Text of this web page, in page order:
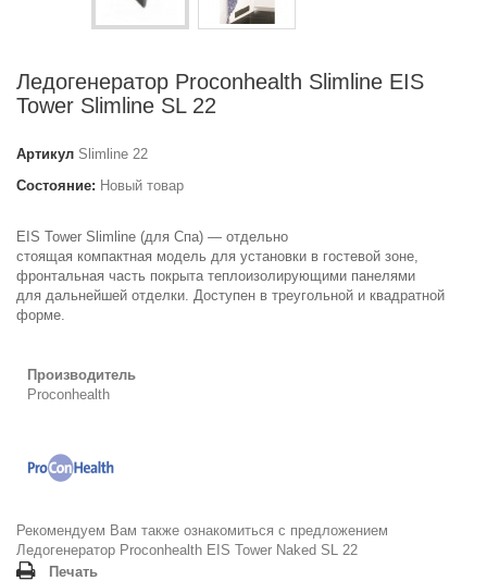
Ледогенератор Proconhealth Slimline EIS
Tower Slimline SL 22
Артикул Slimline 22
Состояние: Новый товар
EIS Tower Slimline (для Спа) — отдельно
стоящая компактная модель для установки в гостевой зоне,
фронтальная часть покрыта теплоизолирующими панелями
для дальнейшей отделки. Доступен в треугольной и квадратной
форме.
Производитель
Proconhealth
Рекомендуем Вам также ознакомиться с предложением
Ледогенератор Proconhealth EIS Tower Naked SL 22
Печать